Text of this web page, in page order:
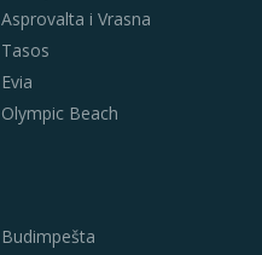
Asprovalta i Vrasna
Tasos
Evia
Olympic Beach
Budimpešta